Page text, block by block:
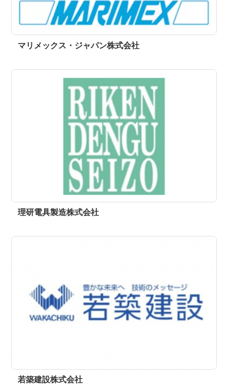
マリメックス・ジャパン株式会社
理研電具製造株式会社
若築建設株式会社